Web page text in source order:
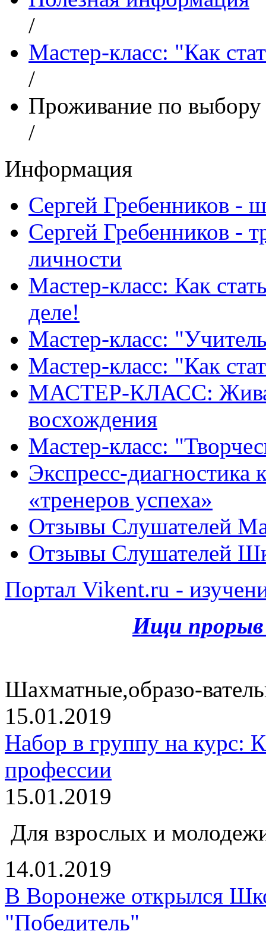
/
Мастер-класс: "Как
/
Проживание по выбору
/
Информация
Сергей Гребенников -
Сергей Гребенников -
личности
Мастер-класс: Как
деле!
Мастер-класс:
Мастер-класс: "Как
МАСТЕР-КЛАСС: Живая
восхождения
Мастер-класс:
Экспресс-диагностика
«тренеров успеха»
Отзывы Слушателей
Отзывы Слушателей
Портал Vikent.ru -
Ищи прорыв
Шахматные,образо-
15.01.2019
Набор в группу на курс:
профессии
15.01.2019
Для взрослых и
14.01.2019
В Воронеже открылся
"Победитель"